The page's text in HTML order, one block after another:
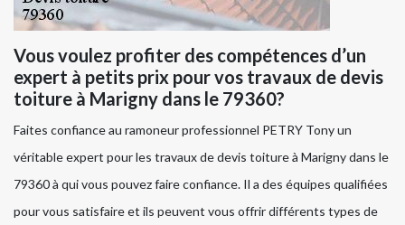
Vous voulez profiter des compétences d’un
expert à petits prix pour vos travaux de devis
toiture à Marigny dans le 79360?
Faites confiance au ramoneur professionnel PETRY Tony un
véritable expert pour les travaux de devis toiture à Marigny dans le
79360 à qui vous pouvez faire confiance. Il a des équipes qualifiées
pour vous satisfaire et ils peuvent vous offrir différents types de